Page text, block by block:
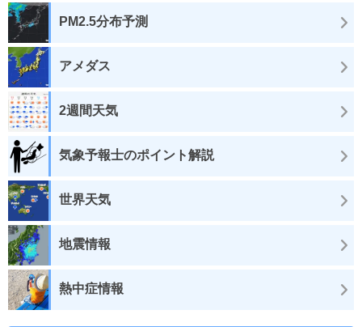
PM2.5分布予測
アメダス
2週間天気
気象予報士のポイント解説
世界天気
地震情報
熱中症情報